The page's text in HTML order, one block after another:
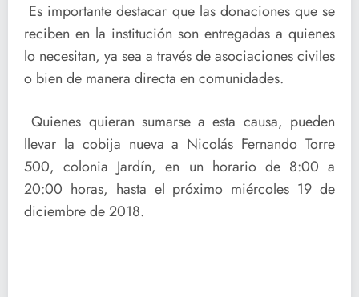
Es importante destacar que las donaciones que se
reciben en la institución son entregadas a quienes
lo necesitan, ya sea a través de asociaciones civiles
o bien de manera directa en comunidades.
Quienes quieran sumarse a esta causa, pueden
llevar la cobija nueva a Nicolás Fernando Torre
500, colonia Jardín, en un horario de 8:00 a
20:00 horas, hasta el próximo miércoles 19 de
diciembre de 2018.